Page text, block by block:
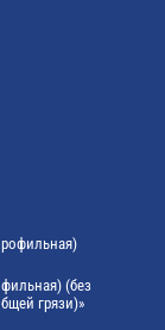
(без
грязи)»